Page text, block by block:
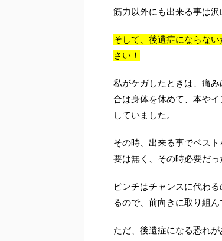
筋力以外にも出来る事は沢
そして、後遺症にならな
さい！
私がケガしたときは、痛
合は身体を休めて、本や
していました。
その時、出来る事でベス
要は無く、その時必要だっ
ピンチはチャンスに代わ
るので、前向きに取り組
ただ、後遺症になる恐れ